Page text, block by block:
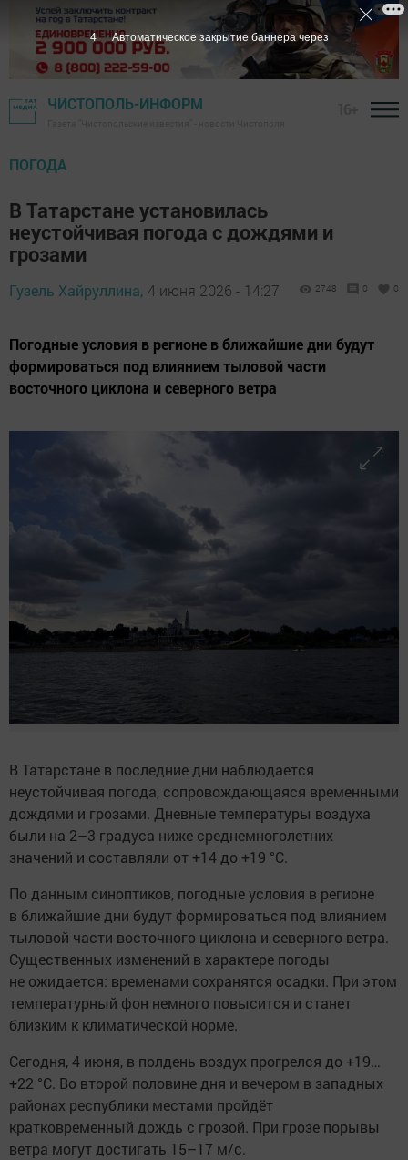
ЧИСТОПОЛЬ-ИНФОРМ
ПОГОДА
В Татарстане установилась
неустойчивая погода с дождями и
грозами
Гузель Хайруллина, 4 июня 2026 - 14:27 2748 0 0
Погодные условия в регионе в ближайшие дни будут
формироваться под влиянием тыловой части
восточного циклона и северного ветра
В Татарстане в последние дни наблюдается
неустойчивая погода, сопровождающаяся временными
дождями и грозами. Дневные температуры воздуха
были на 2–3 градуса ниже среднемноголетних
значений и составляли от +14 до +19 °C.
По данным синоптиков, погодные условия в регионе
в ближайшие дни будут формироваться под влиянием
тыловой части восточного циклона и северного ветра.
Существенных изменений в характере погоды
не ожидается: временами сохранятся осадки. При этом
температурный фон немного повысится и станет
близким к климатической норме.
Сегодня, 4 июня, в полдень воздух прогрелся до +19…
+22 °C. Во второй половине дня и вечером в западных
районах республики местами пройдёт
кратковременный дождь с грозой. При грозе порывы
ветра могут достигать 15–17 м/с.
3 Автоматическое закрытие баннера через